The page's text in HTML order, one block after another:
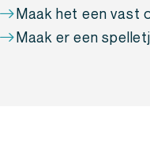
Maak het een vast
Maak er een